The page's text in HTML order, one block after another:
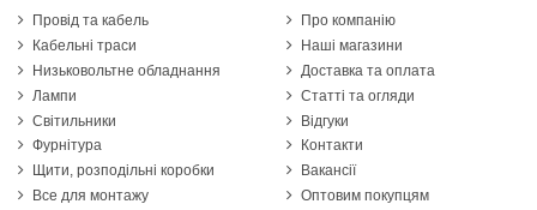
Провід та кабель
Кабельні траси
Низьковольтне обладнання
Лампи
Світильники
Фурнітура
Щити, розподільні коробки
Все для монтажу
Про компанію
Наші магазини
Доставка та оплата
Статті та огляди
Відгуки
Контакти
Вакансії
Оптовим покупцям